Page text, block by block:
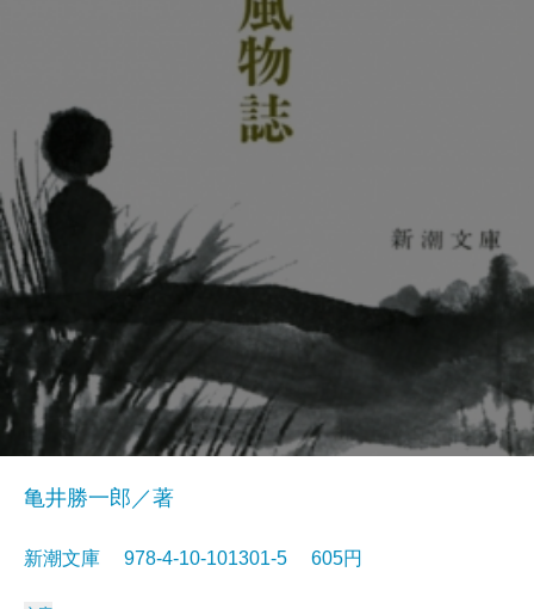
亀井勝一郎／著
新潮文庫 978-4-10-101301-5 605円